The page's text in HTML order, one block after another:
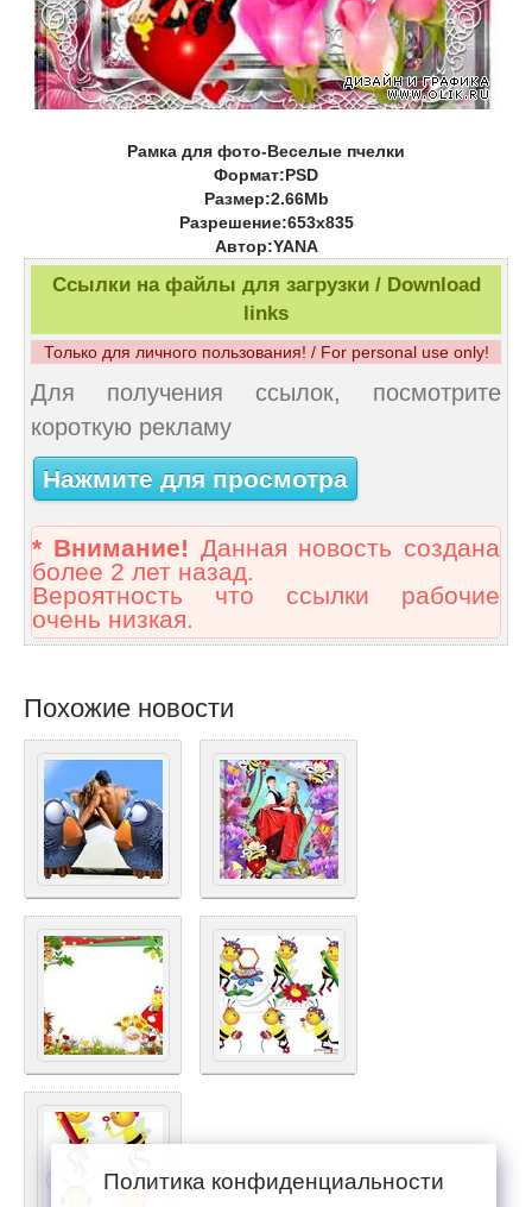
Рамка для фото-Веселые пчелки
Формат:PSD
Размер:2.66Mb
Разрешение:653x835
Автор:YANA
Ссылки на файлы для загрузки / Download
links
Только для личного пользования! / For personal use only!
Для получения ссылок, посмотрите
короткую рекламу
Нажмите для просмотра
* Внимание! Данная новость создана
более 2 лет назад.
Вероятность что ссылки рабочие
очень низкая.
Похожие новости
Политика конфиденциальности